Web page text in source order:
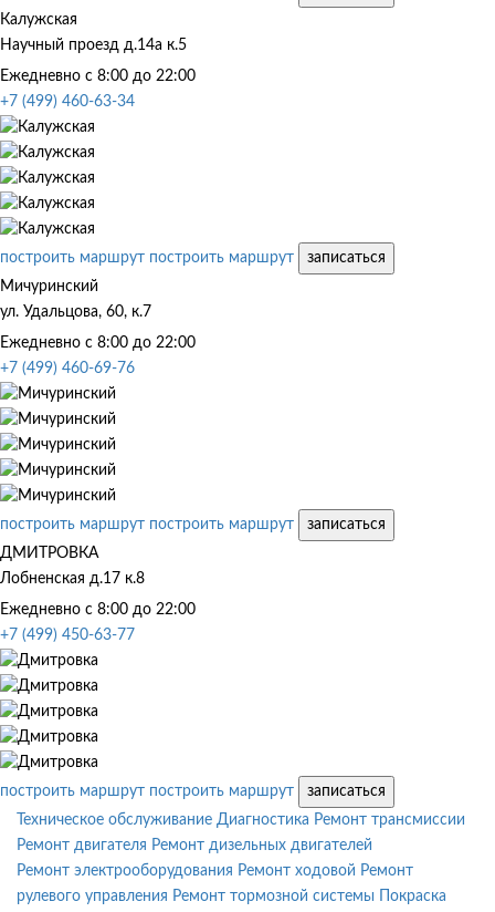
Калужская
Научный проезд д.14а к.5
Ежедневно с 8:00 до 22:00
+7 (499) 460-63-34
построить маршрут построить маршрут
записаться
Мичуринский
ул. Удальцова, 60, к.7
Ежедневно с 8:00 до 22:00
+7 (499) 460-69-76
построить маршрут построить маршрут
записаться
ДМИТРОВКА
Лобненская д.17 к.8
Ежедневно с 8:00 до 22:00
+7 (499) 450-63-77
построить маршрут построить маршрут
записаться
Техническое обслуживание Диагностика Ремонт трансмиссии
Ремонт двигателя Ремонт дизельных двигателей
Ремонт электрооборудования Ремонт ходовой Ремонт
рулевого управления Ремонт тормозной системы
Покраска